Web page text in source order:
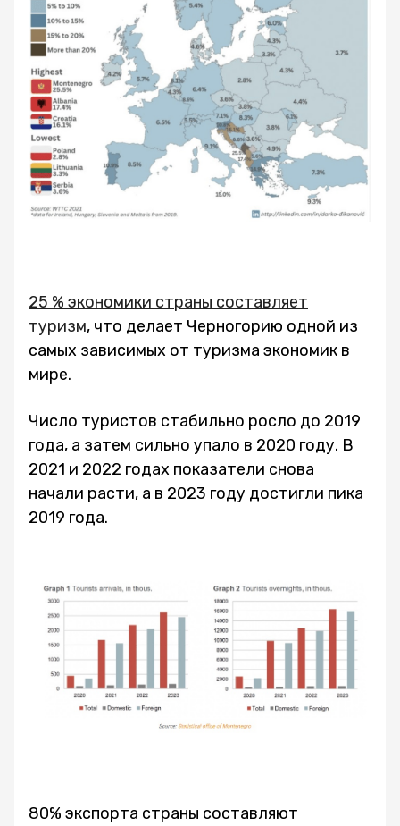
25 % экономики страны составляет
туризм, что делает Черногорию одной из
самых зависимых от туризма экономик в
мире.
Число туристов стабильно росло до 2019
года, а затем сильно упало в 2020 году. В
2021 и 2022 годах показатели снова
начали расти, а в 2023 году достигли пика
2019 года.
80% экспорта страны составляют